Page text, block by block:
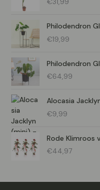
h
e
i
d
Philodendron
€19,99
Philodendron
€64,99
Alocasia
€9,99
Rode Klimroos
€44,97